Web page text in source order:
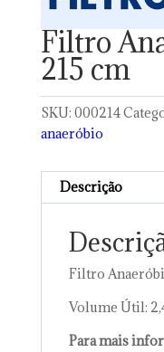
Filtro
215 cm
SKU: 000214
anaeróbio
Descrição
Filtro
Volume Útil:
Para mais